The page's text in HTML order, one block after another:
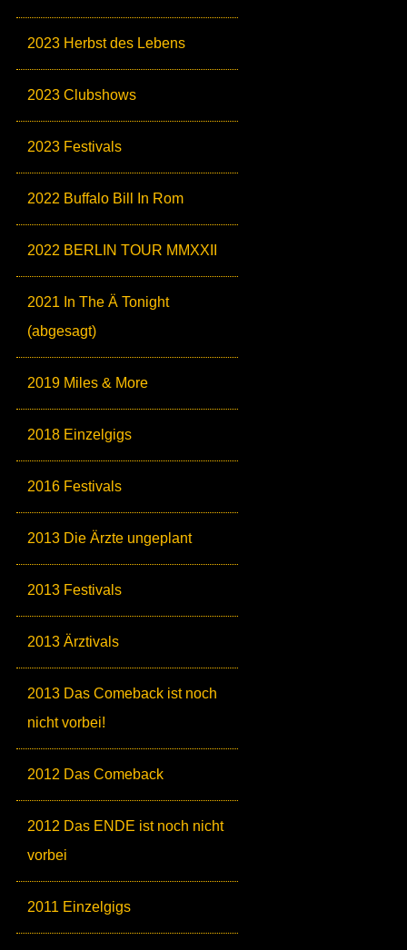
2023 Herbst des Lebens
2023 Clubshows
2023 Festivals
2022 Buffalo Bill In Rom
2022 BERLIN TOUR MMXXII
2021 In The Ä Tonight
(abgesagt)
2019 Miles & More
2018 Einzelgigs
2016 Festivals
2013 Die Ärzte ungeplant
2013 Festivals
2013 Ärztivals
2013 Das Comeback ist noch
nicht vorbei!
2012 Das Comeback
2012 Das ENDE ist noch nicht
vorbei
2011 Einzelgigs